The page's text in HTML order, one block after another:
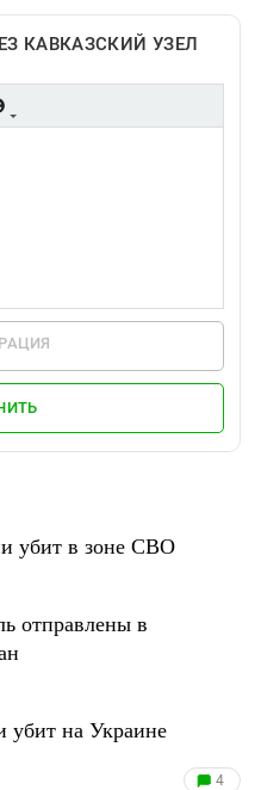
КАВКАЗСКИЙ УЗЕЛ
убит в зоне СВО
отправлены в
убит на Украине
4